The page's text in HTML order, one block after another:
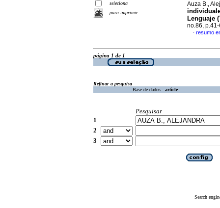
seleciona
para imprimir
Auza B.,
Lenguaje
no.86,
· resumo
página 1 de 1
Refinar a pesquisa
Base de dados : article
Pesquisar
1
2
3
Search